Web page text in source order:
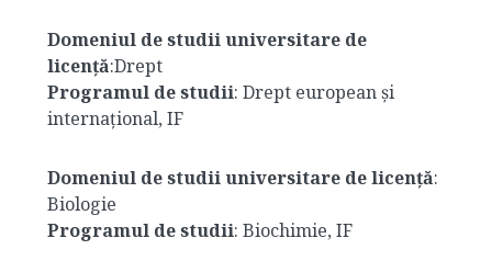
Domeniul de studii universitare de
licență:Drept
Programul de studii: Drept european și
internațional, IF
Domeniul de studii universitare de licență:
Biologie
Programul de studii: Biochimie, IF